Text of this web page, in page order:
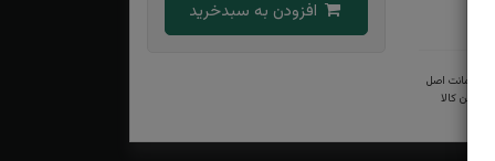
ضمانت اصل
بودن کالا